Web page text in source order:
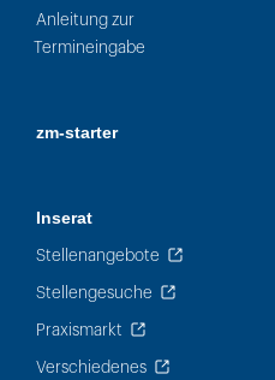
Anleitung zur
Termineingabe
zm-starter
Inserat
Stellenangebote
Stellengesuche
Praxismarkt
Verschiedenes